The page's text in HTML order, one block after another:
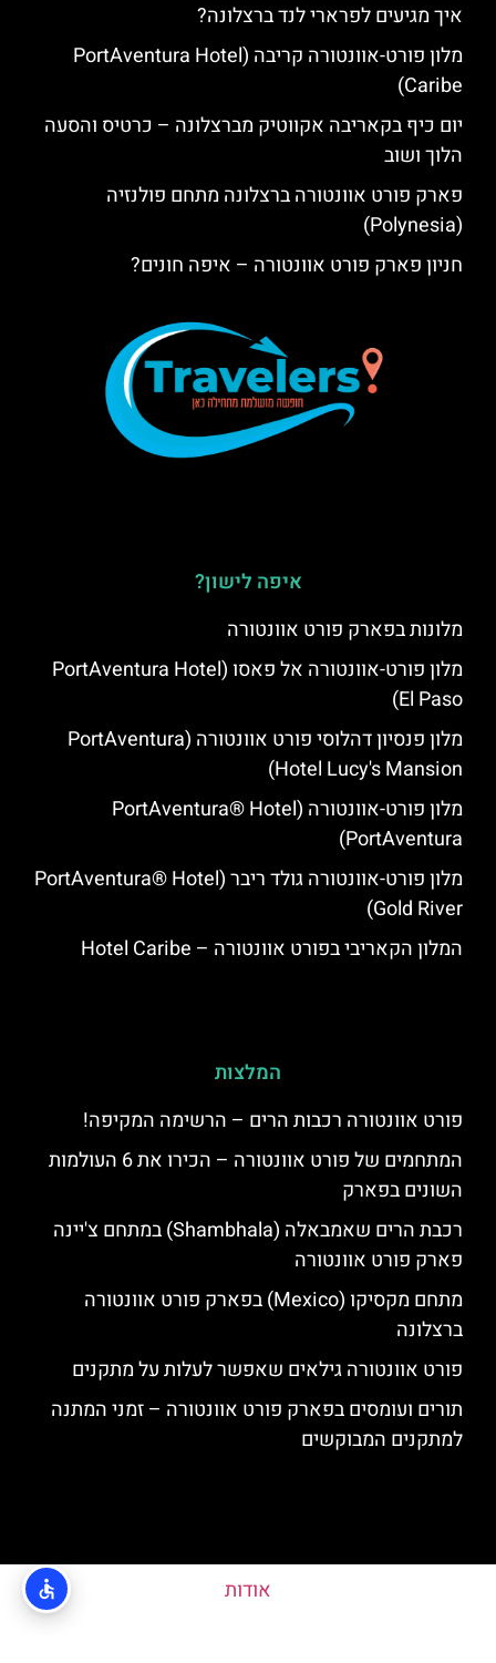
איך מגיעים לפרארי לנד ברצלונה?
מלון פורט-אוונטורה קריבה (PortAventura Hotel
Caribe)
יום כיף בקאריבה אקווטיק מברצלונה – כרטיס והסעה
הלוך ושוב
פארק פורט אוונטורה ברצלונה מתחם פולנזיה
(Polynesia)
חניון פארק פורט אוונטורה – איפה חונים?
איפה לישון?
מלונות בפארק פורט אוונטורה
מלון פורט-אוונטורה אל פאסו (PortAventura Hotel
El Paso)
מלון פנסיון דהלוסי פורט אוונטורה (PortAventura
Hotel Lucy's Mansion‬)
מלון פורט-אוונטורה (PortAventura® Hotel
PortAventura)
מלון פורט-אוונטורה גולד ריבר (PortAventura® Hotel
Gold River)
המלון הקאריבי בפורט אוונטורה – Hotel Caribe
המלצות
פורט אוונטורה רכבות הרים – הרשימה המקיפה!
המתחמים של פורט אוונטורה – הכירו את 6 העולמות
השונים בפארק
רכבת הרים שאמבאלה (Shambhala) במתחם צ'יינה
פארק פורט אוונטורה
מתחם מקסיקו (Mexico) בפארק פורט אוונטורה
ברצלונה
פורט אוונטורה גילאים שאפשר לעלות על מתקנים
תורים ועומסים בפארק פורט אוונטורה – זמני המתנה
למתקנים המבוקשים
אודות